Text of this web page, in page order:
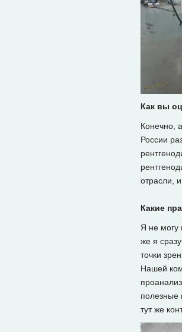
Как вы
Конечно,
России
отрасли,
Какие
Я не могу
же я
точки
Нашей
полезные
тут же